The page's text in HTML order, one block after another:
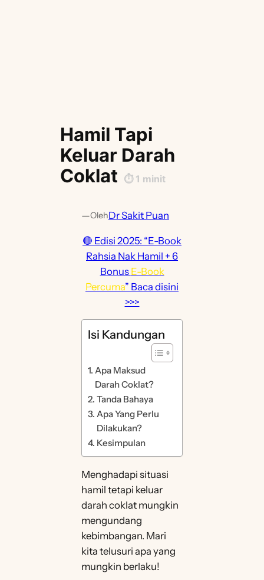
Hamil Tapi
Keluar Darah
Coklat ⏱️ 1 minit
—OlehDr Sakit Puan
🔴 Edisi 2025: “E-Book
Rahsia Nak Hamil + 6
Bonus E-Book
Percuma” Baca disini
>>>
Isi Kandungan
Apa Maksud
Darah Coklat?
Tanda Bahaya
Apa Yang Perlu
Dilakukan?
Kesimpulan
Menghadapi situasi
hamil tetapi keluar
darah coklat mungkin
mengundang
kebimbangan. Mari
kita telusuri apa yang
mungkin berlaku!